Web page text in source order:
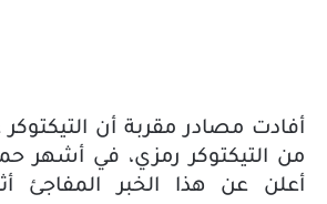
أفادت مصادر مقربة أن التيكتوكر
من التيكتوكر رمزي، في أشهر
أعلن عن هذا الخبر المفاجئ